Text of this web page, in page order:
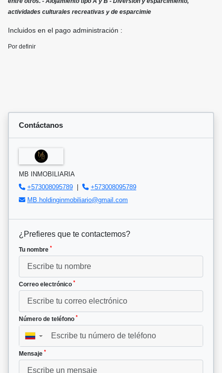
actividades culturales recreativas y de esparcimie
Incluidos en el pago administración :
Por definir
Contáctanos
MB INMOBILIARIA
+573008095789 |
+573008095789
MB.holdinginmobiliario@gmail.com
¿Prefieres que te contactemos?
Tu nombre *
Correo electrónico *
Número de teléfono *
▼
Mensaje *